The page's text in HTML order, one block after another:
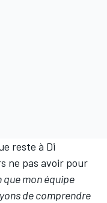
reste à Di
ne pas avoir pour
que mon équipe
de comprendre